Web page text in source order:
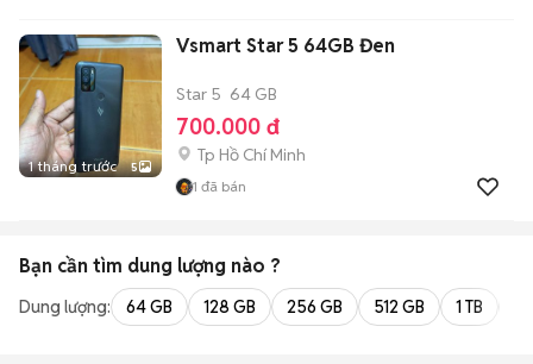
1 tháng trước 5
Vsmart Star 5 64GB Đen
Star 5 64 GB
700.000 đ
Tp Hồ Chí Minh
1 đã bán
Bạn cần tìm dung lượng nào ?
Dung lượng: 64 GB 128 GB 256 GB 512 GB 1 TB